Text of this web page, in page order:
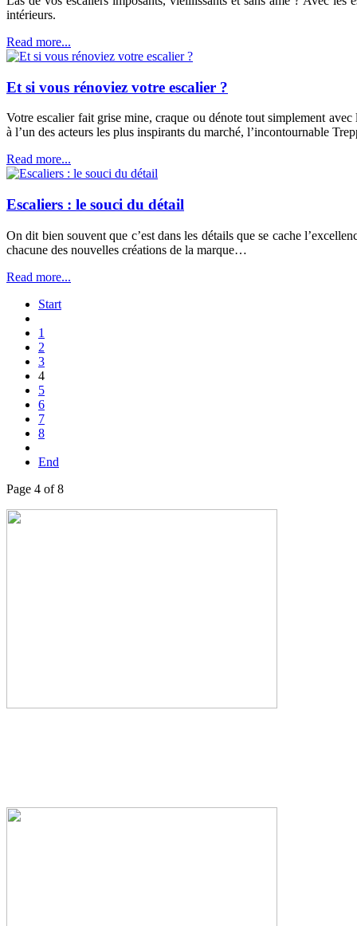
intérieurs.
Read more...
Et si vous rénoviez votre escalier ?
Votre escalier fait grise mine, craque ou dénote tout simplement
à l’un des acteurs les plus inspirants du marché, l’incontournable
Read more...
Escaliers : le souci du détail
On dit bien souvent que c’est dans les détails que se cache
chacune des nouvelles créations de la marque…
Read more...
Start
1
2
3
4
5
6
7
8
End
Page 4 of 8